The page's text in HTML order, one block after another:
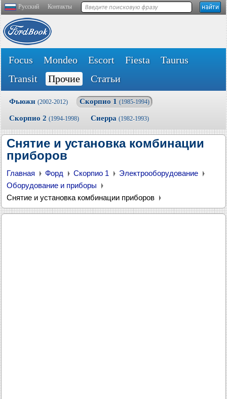
Русский Контакты
Focus Mondeo Escort Fiesta
Taurus
Transit
Прочие Статьи
Фьюжн (2002-2012) Скорпио 1 (1985-1994)
Скорпио 2 (1994-1998) Сиерра (1982-1993)
Снятие и установка комбинации
приборов
Главная Форд Скорпио 1
Электрооборудование
Оборудование и приборы
Снятие и установка комбинации приборов